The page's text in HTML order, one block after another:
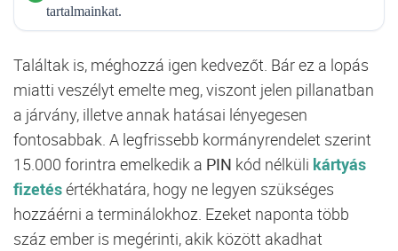
tartalmainkat.
Találtak is, méghozzá igen kedvezőt. Bár ez a lopás
miatti veszélyt emelte meg, viszont jelen pillanatban
a járvány, illetve annak hatásai lényegesen
fontosabbak. A legfrissebb kormányrendelet szerint
15.000 forintra emelkedik a PIN kód nélküli kártyás
fizetésértékhatára, hogy ne legyen szükséges
hozzáérni a terminálokhoz. Ezeket naponta több
száz ember is megérinti, akik között akadhat